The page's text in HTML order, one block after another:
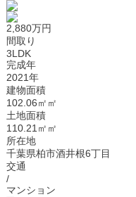
2,880万円
間取り
3LDK
完成年
2021年
建物面積
102.06㎡㎡
土地面積
110.21㎡㎡
所在地
千葉県柏市酒井根6丁目
交通
/
マンション